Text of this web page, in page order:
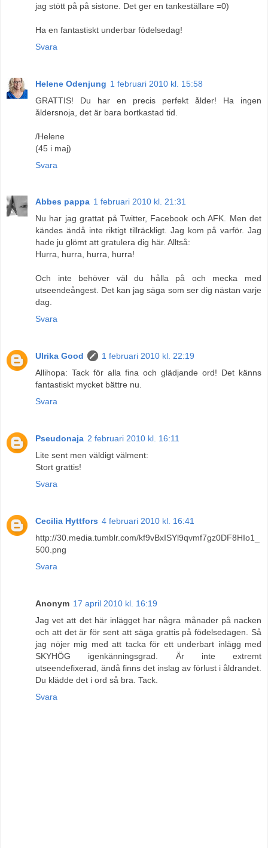
jag stött på på sistone. Det ger en tankeställare =0)
Ha en fantastiskt underbar födelsedag!
Svara
Helene Odenjung 1 februari 2010 kl. 15:58
GRATTIS! Du har en precis perfekt ålder! Ha ingen
åldersnoja, det är bara bortkastad tid.
/Helene
(45 i maj)
Svara
Abbes pappa 1 februari 2010 kl. 21:31
Nu har jag grattat på Twitter, Facebook och AFK. Men det
kändes ändå inte riktigt tillräckligt. Jag kom på varför. Jag
hade ju glömt att gratulera dig här. Alltså:
Hurra, hurra, hurra, hurra!
Och inte behöver väl du hålla på och mecka med
utseendeångest. Det kan jag säga som ser dig nästan varje
dag.
Svara
Ulrika Good
1 februari 2010 kl. 22:19
Allihopa: Tack för alla fina och glädjande ord! Det känns
fantastiskt mycket bättre nu.
Svara
Pseudonaja 2 februari 2010 kl. 16:11
Lite sent men väldigt välment:
Stort grattis!
Svara
Cecilia Hyttfors 4 februari 2010 kl. 16:41
http://30.media.tumblr.com/kf9vBxISYl9qvmf7gz0DF8HIo1_
500.png
Svara
Anonym 17 april 2010 kl. 16:19
Jag vet att det här inlägget har några månader på nacken
och att det är för sent att säga grattis på födelsedagen. Så
jag nöjer mig med att tacka för ett underbart inlägg med
SKYHÖG igenkänningsgrad. Är inte extremt
utseendefixerad, ändå finns det inslag av förlust i åldrandet.
Du klädde det i ord så bra. Tack.
Svara